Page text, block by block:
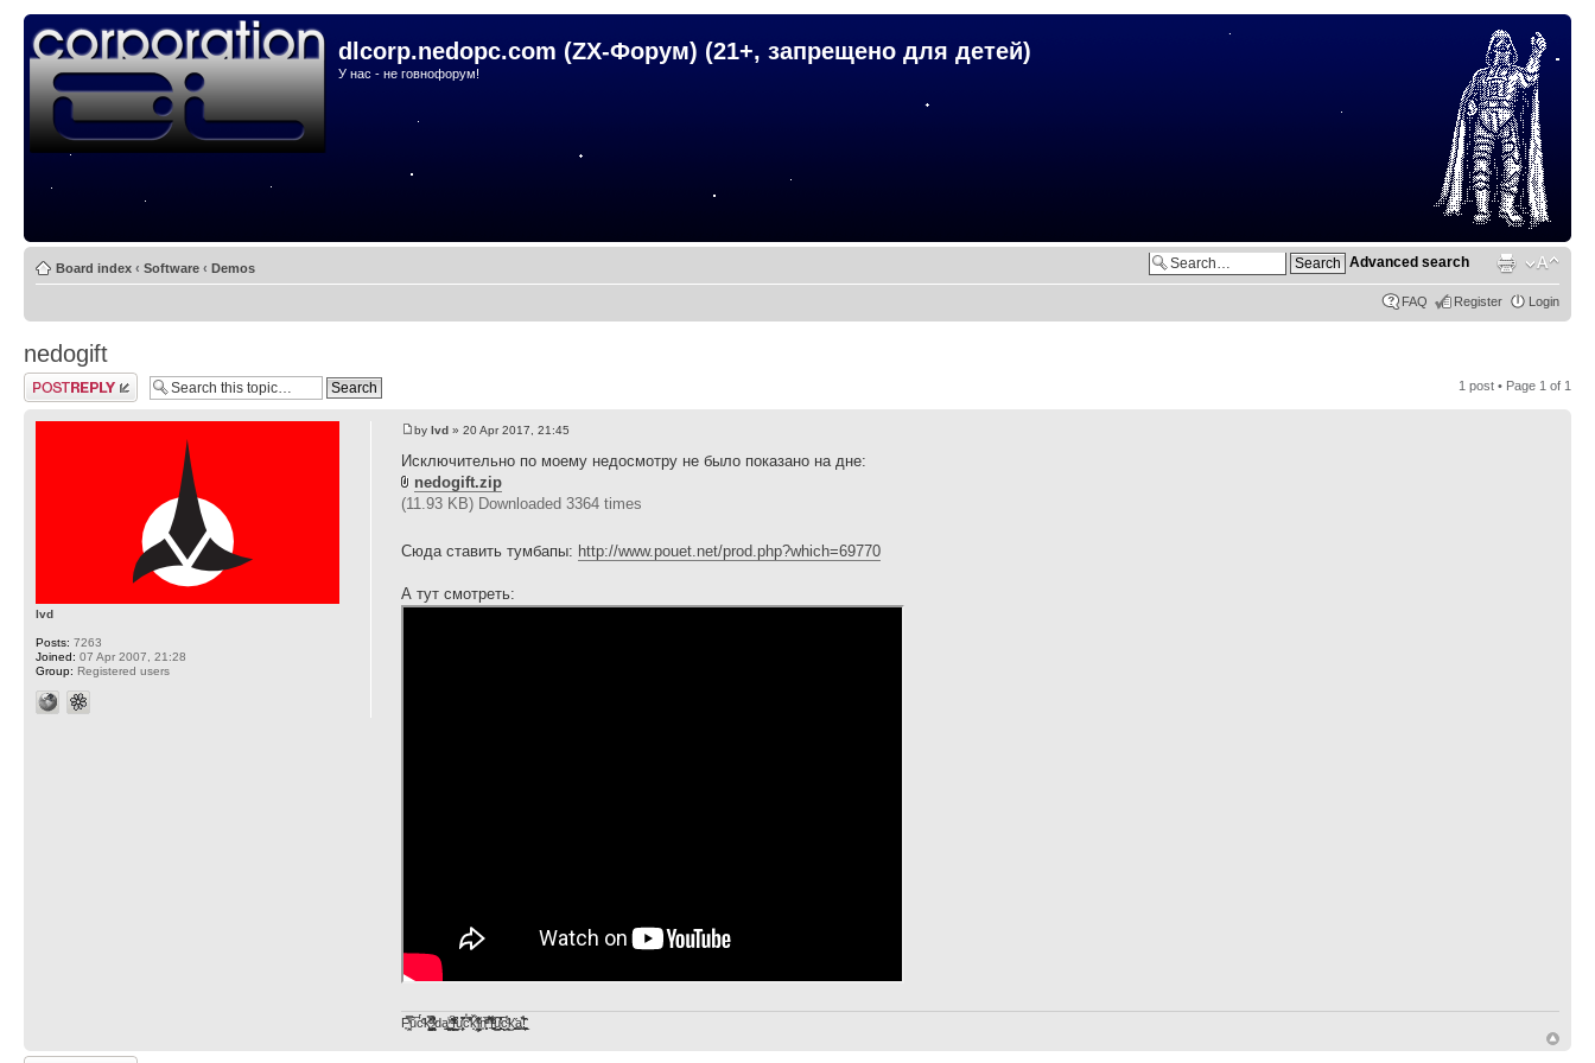
dlcorp.nedopc.com (ZX-Форум) (21+, запрещено для детей)
У нас - не говнофорум!
Board index ‹ Software ‹ Demos Advanced search
FAQ Register Login
nedogift
Post a reply 1 post • Page 1 of 1
bylvd » 20 Apr 2017, 21:45
Исключительно по моему недосмотру не было показано на дне:
nedogift.zip
(11.93 KB) Downloaded 3364 times
Сюда ставить тумбапы: http://www.pouet.net/prod.php?which=69770
А тут смотреть:
F̞͖̭̿̔ͯu̐̅cͬ̑ͩk̨̤̳͇̮̭̪̠̽̿̓̆ͭͩ ̷̩̰͎̩͓̘̾̀ͬ̊ͭ͛ͅda̝̺͙̬͎̝̾͟ ̰̜̝̯͉̯̖̓̎́ͨ̽ͫ͟f̟͇̭̀ͬͨͭ̐̚u̹̼̹̗̞͑̔͂͐̚cͭ̅̊̆̒̆ǩ̝̩̯́ͥ̔̍̑ḭ͓͍̳̬ͦ̽͂n͍͎͈̈̅ͩͬ ̊ͫ̂̾̑̈́f̲͚͉͓͗̋́ͧͦ̅ȗ͇̲̻͈̲̅̎͗͒ͭ͡c̬̟̠̹̯̈́ͩ͘ͅk̫̠̻̋͜a̲͒̾̇!͙͕̺͉̗̩̲̂̏̄̀
lvd
Posts: 7263
Joined: 07 Apr 2007, 21:28
Group: Registered users